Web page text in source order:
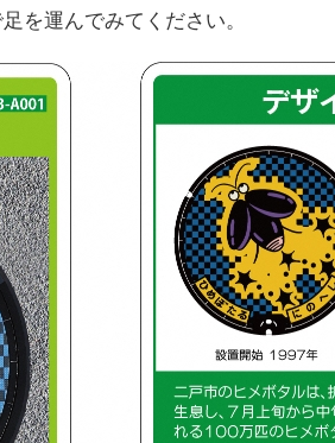
を運んでみてください。